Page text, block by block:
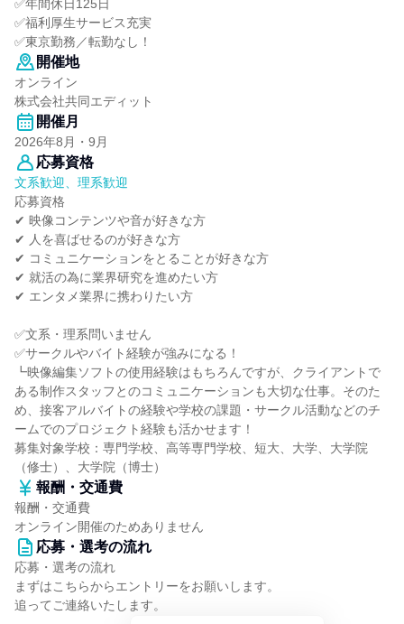
✅年間休日125日
✅福利厚生サービス充実
✅東京勤務／転勤なし！
開催地
オンライン
株式会社共同エディット
開催月
2026年8月・9月
応募資格
文系歓迎、理系歓迎
応募資格
✔ 映像コンテンツや音が好きな方
✔ 人を喜ばせるのが好きな方
✔ コミュニケーションをとることが好きな方
✔ 就活の為に業界研究を進めたい方
✔ エンタメ業界に携わりたい方
✅文系・理系問いません
✅サークルやバイト経験が強みになる！
┗映像編集ソフトの使用経験はもちろんですが、クライアントで
ある制作スタッフとのコミュニケーションも大切な仕事。そのた
め、接客アルバイトの経験や学校の課題・サークル活動などのチ
ームでのプロジェクト経験も活かせます！
募集対象学校：専門学校、高等専門学校、短大、大学、大学院
（修士）、大学院（博士）
報酬・交通費
報酬・交通費
オンライン開催のためありません
応募・選考の流れ
応募・選考の流れ
まずはこちらからエントリーをお願いします。
追ってご連絡いたします。